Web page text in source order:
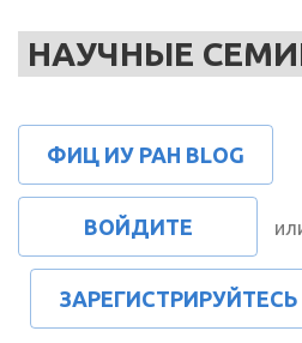
НАУЧНЫЕ
ФИЦ ИУ РАН BLOG
ВОЙДИТЕ
ЗАРЕГИСТРИРУЙТЕСЬ